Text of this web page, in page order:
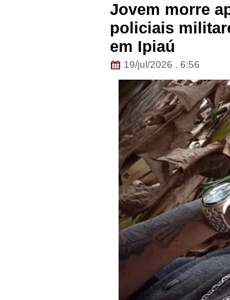
Jovem morre
policiais
em Ipiaú
19/jul/2026 . 6:56